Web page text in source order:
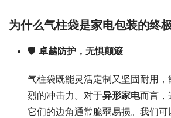
为什么气柱袋是家电包装的终
🛡️ 卓越防护，无惧颠簸
气柱袋既能灵活定制又坚固耐用
烈的冲击力。对于异形家电而言
它们的边角通常脆弱易损。我们